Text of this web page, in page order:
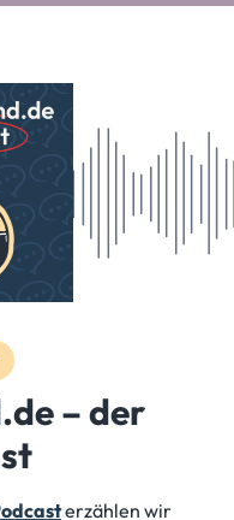
– der
erzählen wir